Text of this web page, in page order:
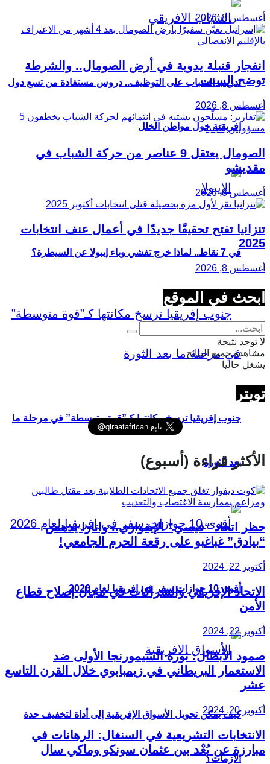
تدريب الشباب على التوظيف.. دروس مستفادة من تسع دول
إفريقية حول مواطن الخلل
في 7 نقاط.. لماذا خرج تفشي وباء إيبولا عن السيطرة؟
جنوب إفريقيا ترسخ مكانتها كـ”قوة متوسطة” في مرحلة ما
بعد الثورة
أقوى 10 جوازات سفر في إفريقيا لعام 2026
كيف يمكن تحويل الأسواق الإفريقية إلى أداة لتخفيف حدة
الأزمات؟
أغسطس 8, 2026
انفجار قنبلة يدوية في أرض الصومال.. والشرطة
توضح السبب
أغسطس 8, 2026
الصومال يعتقل 9 عناصر من حركة الشباب في
مقديشو
أغسطس 8, 2026
تنزانيا تفتح تحقيقًا جديدًا في أعمال عنف انتخابات
2025
أغسطس 8, 2026
ابحث في الموقع
لا توجد نتيجة
مشاهدة جميع النتائج
يشغل حاليا
تويتر
الأكثر قراءة (أسبوع)
حظر اتحاد “فيسي” الإيفواري.. واتارا يدهس
“بيادق” غباغبو على رقعة الحرم الجامعي!
أكتوبر 22, 2024
الاتحاد الإفريقي والشراكات في مجال إصلاح قطاع
الأمن
أكتوبر 22, 2024
صمود الأبطال: ثورة الشيمورنجا الأولى ضد
الاستعمار البريطاني في زيمبابوي خلال القرن التاسع
عشر
أكتوبر 20, 2024
الانتخابات التشريعية في السنغال: الرهانات في
مبارزة عن بُعْد بين عثمان سونكو وماكي سال